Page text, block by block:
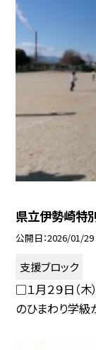
県立伊勢崎特
公開日 2026/01/29
支援ブロック
□１月２９日（
のひまわり学